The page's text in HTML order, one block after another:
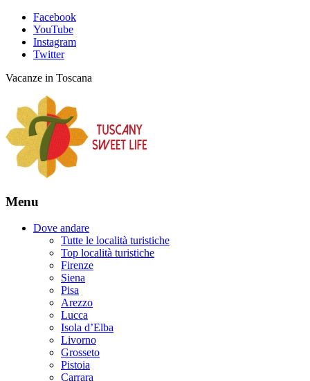
Facebook
YouTube
Instagram
Twitter
Vacanze in Toscana
Menu
Dove andare
Tutte le località turistiche
Top località turistiche
Firenze
Siena
Pisa
Arezzo
Lucca
Isola d’Elba
Livorno
Grosseto
Pistoia
Carrara